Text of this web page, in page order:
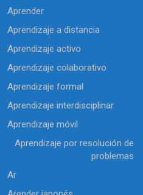
Aprender
Aprendizaje a distancia
Aprendizaje activo
Aprendizaje colaborativo
Aprendizaje formal
Aprendizaje interdisciplinar
Aprendizaje móvil
Aprendizaje por resolución de
problemas
Ar